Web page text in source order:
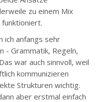
zu einem Mix
ich anfangs sehr
- Grammatik, Regeln,
war auch sinnvoll, weil
kommunizieren
Strukturen wichtig.
aber erstmal einfach